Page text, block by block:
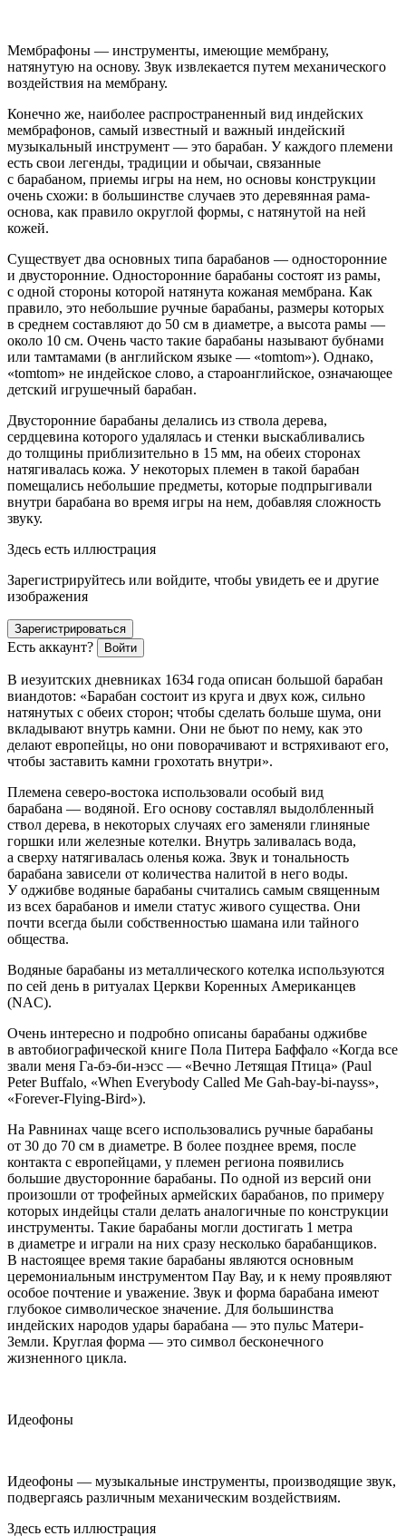
Мембрафоны — инструменты, имеющие мембрану,
натянутую на основу. Звук извлекается путем механического
воздействия на мембрану.
Конечно же, наиболее распространенный вид индейских
мембрафонов, самый известный и важный индейский
музыкальный инструмент — это барабан. У каждого племени
есть свои легенды, традиции и обычаи, связанные
с барабаном, приемы игры на нем, но основы конструкции
очень схожи: в большинстве случаев это деревянная рама-
основа, как правило округлой формы, с натянутой на ней
кожей.
Существует два основных типа барабанов — односторонние
и двусторонние. Односторонние барабаны состоят из рамы,
с одной стороны которой натянута кожаная мембрана. Как
правило, это небольшие ручные барабаны, размеры которых
в среднем составляют до 50 см в диаметре, а высота рамы —
около 10 см. Очень часто такие барабаны называют бубнами
или тамтамами (в английском языке — «tomtom»). Однако,
«tomtom» не индейское слово, а староанглийское, означающее
детский игрушечный барабан.
Двусторонние барабаны делались из ствола дерева,
сердцевина которого удалялась и стенки выскабливались
до толщины приблизительно в 15 мм, на обеих сторонах
натягивалась кожа. У некоторых племен в такой барабан
помещались небольшие предметы, которые подпрыгивали
внутри барабана во время игры на нем, добавляя сложность
звуку.
Здесь есть иллюстрация
Зарегистрируйтесь или войдите, чтобы увидеть ее и другие
изображения
Зарегистрироваться
Есть аккаунт? Войти
В иезуитских дневниках 1634 года описан большой барабан
виандотов: «Барабан состоит из круга и двух кож, сильно
натянутых с обеих сторон; чтобы сделать больше шума, они
вкладывают внутрь камни. Они не бьют по нему, как это
делают европейцы, но они поворачивают и встряхивают его,
чтобы заставить камни грохотать внутри».
Племена северо-востока использовали особый вид
барабана — водяной. Его основу составлял выдолбленный
ствол дерева, в некоторых случаях его заменяли глиняные
горшки или железные котелки. Внутрь заливалась вода,
а сверху натягивалась оленья кожа. Звук и тональность
барабана зависели от количества налитой в него воды.
У оджибве водяные барабаны считались самым священным
из всех барабанов и имели статус живого существа. Они
почти всегда были собственностью шамана или тайного
общества.
Водяные барабаны из металлического котелка используются
по сей день в ритуалах Церкви Коренных Американцев
(NAC).
Очень интересно и подробно описаны барабаны оджибве
в автобиографической книге Пола Питера Баффало «Когда все
звали меня Га-бэ-би-нэсс — «Вечно Летящая Птица» (Paul
Peter Buffalo, «When Everybody Called Me Gah-bay-bi-nayss»,
«Forever-Flying-Bird»).
На Равнинах чаще всего использовались ручные барабаны
от 30 до 70 см в диаметре. В более позднее время, после
контакта с европейцами, у племен региона появились
большие двусторонние барабаны. По одной из версий они
произошли от трофейных армейских барабанов, по примеру
которых индейцы стали делать аналогичные по конструкции
инструменты. Такие барабаны могли достигать 1 метра
в диаметре и играли на них сразу несколько барабанщиков.
В настоящее время такие барабаны являются основным
церемониальным инструментом Пау Вау, и к нему проявляют
особое почтение и уважение. Звук и форма барабана имеют
глубокое символическое значение. Для большинства
индейских народов удары барабана — это пульс Матери-
Земли. Круглая форма — это символ бесконечного
жизненного цикла.
Идеофоны
Идеофоны — музыкальные инструменты, производящие звук,
подвергаясь различным механическим воздействиям.
Здесь есть иллюстрация